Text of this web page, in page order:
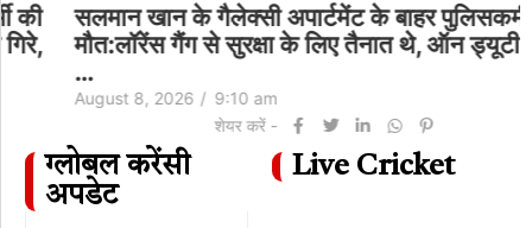
सलमान खान के गैलेक्सी अपार्टमेंट के बाहर पुलिसकर्मी की
मौत:लॉरेंस गैंग से सुरक्षा के लिए तैनात थे, ऑन ड्यूटी गिरे,
August 8, 2026 / 9:10 am
शेयर करें -
ग्लोबल करेंसी
अपडेट
Live Cricket